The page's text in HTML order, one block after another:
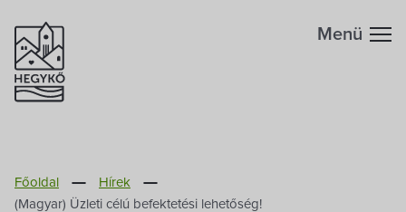
Menü
Főoldal
Hírek
(Magyar) Üzleti célú befektetési lehetőség!